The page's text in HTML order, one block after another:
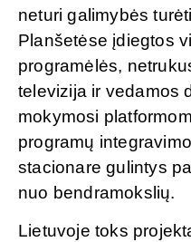
neturi galimybės
Planšetėse įdiegtos
programėlės,
televizija ir vedamos
mokymosi
programų
stacionare gulintys
nuo bendramokslių.
Lietuvoje toks